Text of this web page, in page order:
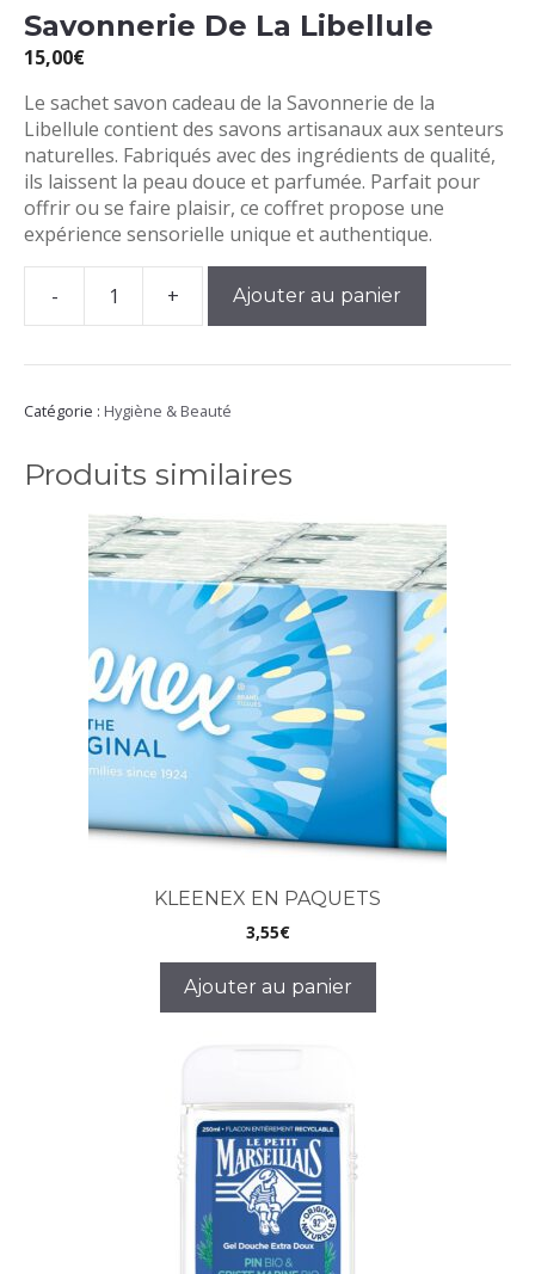
Savonnerie De La Libellule
15,00€
Le sachet savon cadeau de la Savonnerie de la
Libellule contient des savons artisanaux aux senteurs
naturelles. Fabriqués avec des ingrédients de qualité,
ils laissent la peau douce et parfumée. Parfait pour
offrir ou se faire plaisir, ce coffret propose une
expérience sensorielle unique et authentique.
-
quantité
de
Sachet
Cadeau
De
La
Libellule
+ Ajouter au panier
Catégorie : Hygiène & Beauté
Produits similaires
KLEENEX EN PAQUETS
3,55€
Ajouter au panier